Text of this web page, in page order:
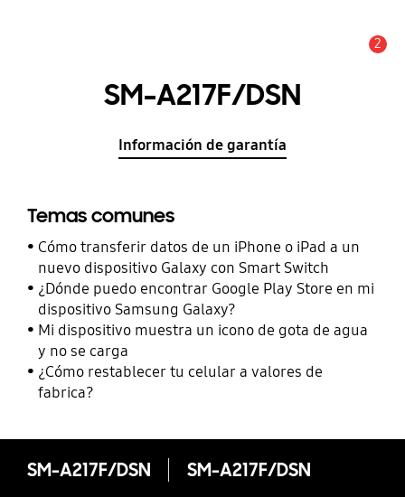
2
SM-A217F/DSN
Información de garantía
Temas comunes
Cómo transferir datos de un iPhone o iPad a un
nuevo dispositivo Galaxy con Smart Switch
¿Dónde puedo encontrar Google Play Store en mi
dispositivo Samsung Galaxy?
Mi dispositivo muestra un icono de gota de agua
y no se carga
¿Cómo restablecer tu celular a valores de
fabrica?
SM-A217F/DSN SM-A217F/DSN